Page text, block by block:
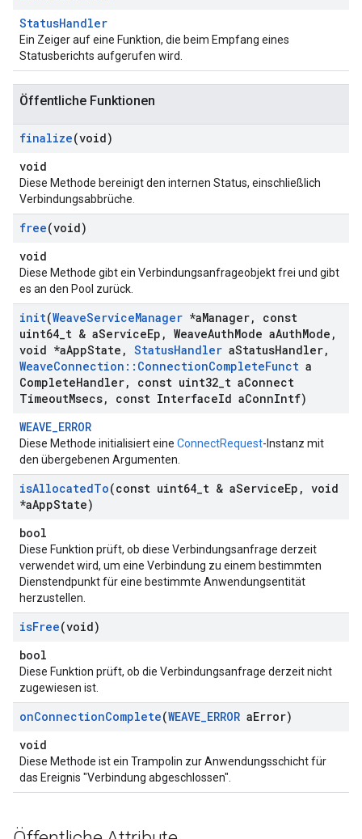
StatusHandler
Ein Zeiger auf eine Funktion, die beim Empfang eines
Statusberichts aufgerufen wird.
Öffentliche Funktionen
finalize(void)
void
Diese Methode bereinigt den internen Status, einschließlich
Verbindungsabbrüche.
free(void)
void
Diese Methode gibt ein Verbindungsanfrageobjekt frei und gibt
es an den Pool zurück.
init(WeaveServiceManager *aManager,
const
uint64 t & aServiceEp , WeaveAuthMode aAuthMode ,
void *aAppState , StatusHandler aStatusHandler,
WeaveConnection :: ConnectionCompleteFunct a
CompleteHandler, const uint32 t aConnect
TimeoutMsecs, const InterfaceId aConnIntf)
WEAVE_ERROR
Diese Methode initialisiert eine ConnectRequest-Instanz mit
den übergebenen Argumenten.
isAllocatedTo(const uint64 t & aServiceEp , void
*aAppState)
bool
Diese Funktion prüft, ob diese Verbindungsanfrage derzeit
verwendet wird, um eine Verbindung zu einem bestimmten
Dienstendpunkt für eine bestimmte Anwendungsentität
herzustellen.
isFree(void)
bool
Diese Funktion prüft, ob die Verbindungsanfrage derzeit nicht
zugewiesen ist.
onConnectionComplete(WEAVE_ERROR aError)
void
Diese Methode ist ein Trampolin zur Anwendungsschicht für
das Ereignis "Verbindung abgeschlossen".